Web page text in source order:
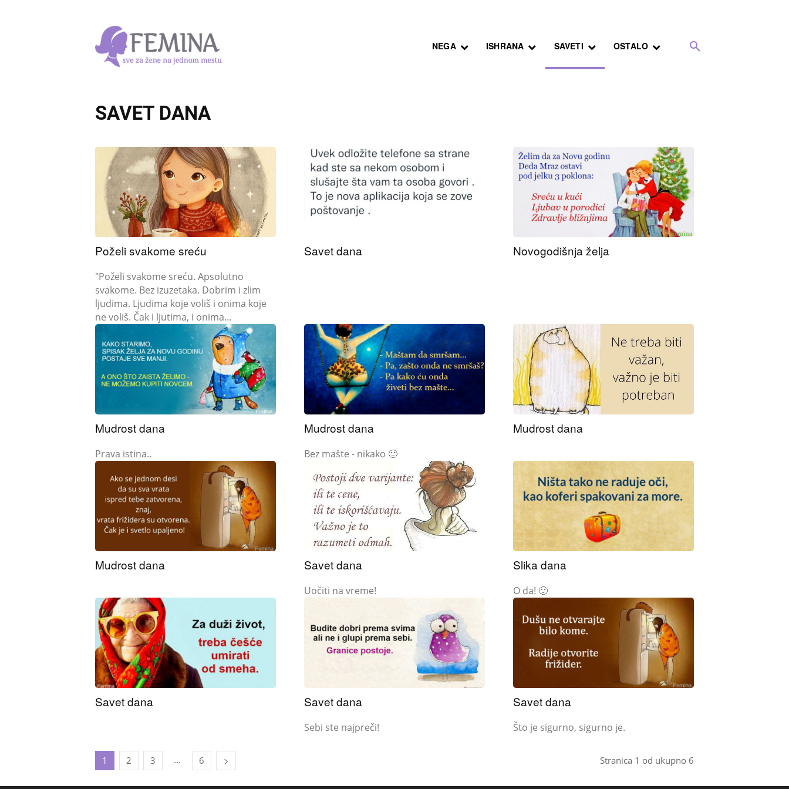
NEGA ISHRANA SAVETI OSTALO
SAVET DANA
Poželi svakome sreću
"Poželi svakome sreću. Apsolutno
svakome. Bez izuzetaka. Dobrim i zlim
ljudima. Ljudima koje voliš i onima koje
ne voliš. Čak i ljutima, i onima...
Savet dana Novogodišnja želja
Mudrost dana
Prava istina..
Mudrost dana
Bez mašte - nikako 🙂
Mudrost dana
Mudrost dana Savet dana
Uočiti na vreme!
Slika dana
O da! 🙂
Savet dana Savet dana
Sebi ste najpreči!
Savet dana
Što je sigurno, sigurno je.
1 2 3 ... 6 Stranica 1 od ukupno 6